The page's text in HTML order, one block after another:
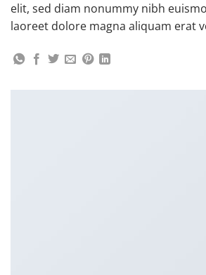
elit, sed diam nonummy nibh
laoreet dolore magna aliquam erat